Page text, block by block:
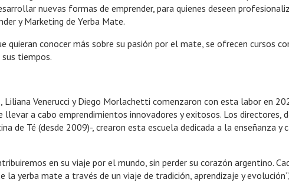
nuevas formas de emprender, para quienes deseen
y Marketing de Yerba Mate.
quieran conocer más sobre su pasión por el mate, se ofrecen cursos
tiempos.
Venerucci y Diego Morlachetti comenzaron con esta labor en
a cabo emprendimientos innovadores y exitosos. Los directores,
de Té (desde 2009)-, crearon esta escuela dedicada a la enseñanza
en su viaje por el mundo, sin perder su corazón argentino.
yerba mate a través de un viaje de tradición, aprendizaje y